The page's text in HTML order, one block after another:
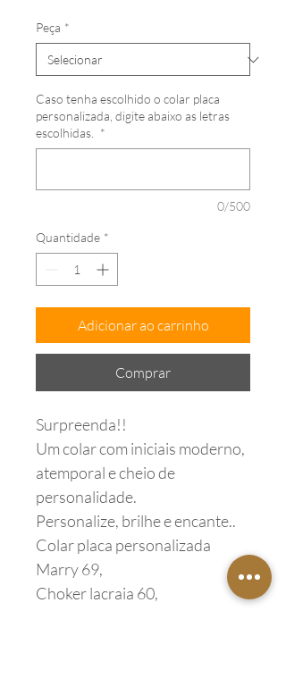
Peça *
Caso tenha escolhido o colar placa
personalizada, digite abaixo as letras
escolhidas.
*
0/500
Quantidade *
Adicionar ao carrinho
Comprar
Surpreenda!!
Um colar com iniciais moderno,
atemporal e cheio de
personalidade.
Personalize, brilhe e encante..
Colar placa personalizada
Marry 69,
Choker lacraia 60,